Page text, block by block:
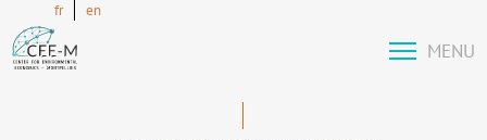
fr en
MENU